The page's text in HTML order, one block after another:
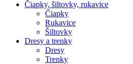
Čiapky, šiltovky, rukavice
Čiapky
Rukavice
Šiltovky
Dresy a trenky
Dresy
Trenky